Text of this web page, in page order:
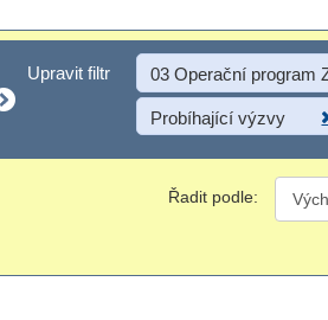
Upravit filtr
Upravit filtr 03 Operační program
Probíhající výzvy
Řadit podle: